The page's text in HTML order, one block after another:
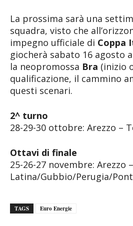
La prossima sarà una
squadra, visto che
impegno ufficiale di Coppa
giocherà sabato 16 agosto
la neopromossa Bra (inizio
qualificazione, il cammino
questi scenari.
2^ turno
28-29-30 ottobre: Arezzo –
Ottavi di finale
25-26-27 novembre: Arezzo –
Latina/Gubbio/Perugia/
TAGS Euro Energie